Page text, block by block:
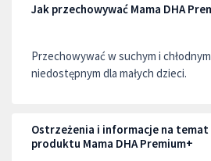
Jak przechowywać Mama DHA
Przechowywać w suchym i
niedostępnym dla małych dzieci.
Ostrzeżenia i informacje na
produktu Mama DHA Premium+